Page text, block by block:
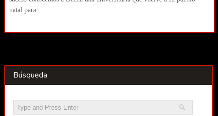
natal para ...
Búsqueda